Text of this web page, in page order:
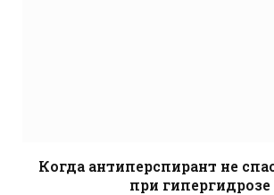
Когда антиперспирант не
при гипергидрозе